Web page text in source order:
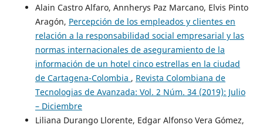
Alain Castro Alfaro, Annherys Paz Marcano, Elvis Pinto
Aragón, Percepción de los empleados y clientes en
relación a la responsabilidad social empresarial y las
normas internacionales de aseguramiento de la
información de un hotel cinco estrellas en la ciudad
de Cartagena-Colombia , Revista Colombiana de
Tecnologias de Avanzada: Vol. 2 Núm. 34 (2019): Julio
– Diciembre
Liliana Durango Llorente, Edgar Alfonso Vera Gómez,